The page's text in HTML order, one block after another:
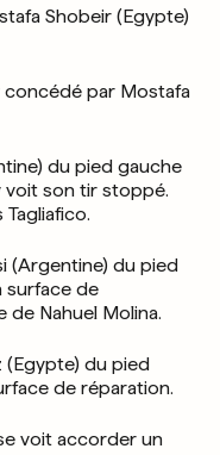
Shobeir (Egypte)
par Mostafa
du pied gauche
voit son tir stoppé.
(Argentine) du pied
surface de
de Nahuel Molina.
(Egypte) du pied
de réparation.
voit accorder un